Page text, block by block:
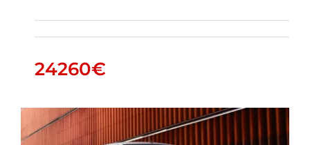
PROACE CITY VERSO
24260€